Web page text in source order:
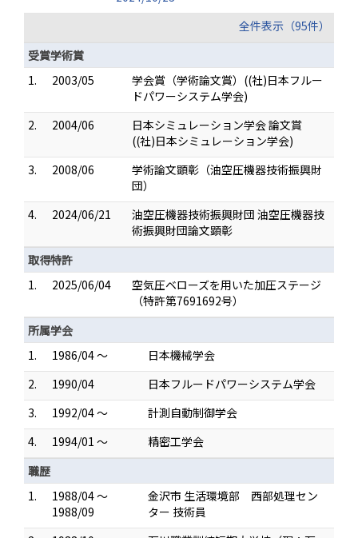
全件表示（95件）
受賞学術賞
1.
2003/05
学会賞（学術論文賞）((社)日本フルー
ドパワーシステム学会)
2.
2004/06
日本シミュレーション学会 論文賞
((社)日本シミュレーション学会)
3.
2008/06
学術論文顕彰（油空圧機器技術振興財
団）
4.
2024/06/21
油空圧機器技術振興財団 油空圧機器技
術振興財団論文顕彰
取得特許
1.
2025/06/04
空気圧ベローズを用いた加圧ステージ
（特許第7691692号）
所属学会
1.
1986/04 ～
日本機械学会
2.
1990/04
日本フルードパワーシステム学会
3.
1992/04 ～
計測自動制御学会
4.
1994/01 ～
精密工学会
職歴
1.
1988/04 ～
1988/09
金沢市 生活環境部 西部処理セン
ター 技術員